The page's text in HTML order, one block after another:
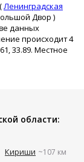
Ленинградская
Двор )
данных
происходит 4
33.89. Местное
области:
Кириши ~107 км